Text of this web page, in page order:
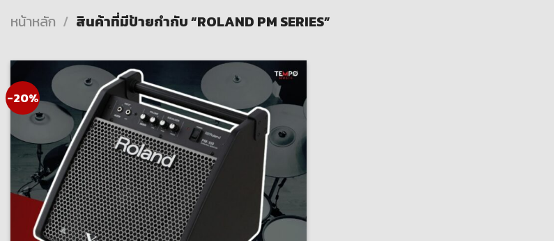
หน้าหลัก / สินค้าที่มีป้ายกำกับ “ROLAND PM SERIES”
-20%